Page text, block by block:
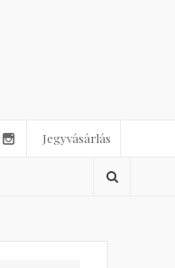
Jegyvásárlás